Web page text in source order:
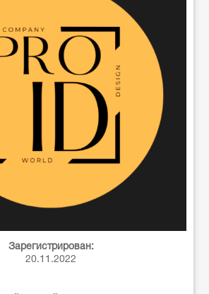
Зарегистрирован:
20.11.2022